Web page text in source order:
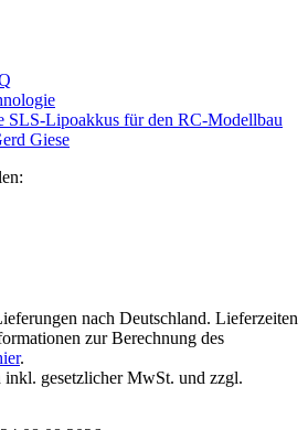
SLS-Lipoakkus für den RC-Modellbau
Giese
nach Deutschland. Lieferzeiten
zur Berechnung des
.
inkl. gesetzlicher MwSt. und zzgl.